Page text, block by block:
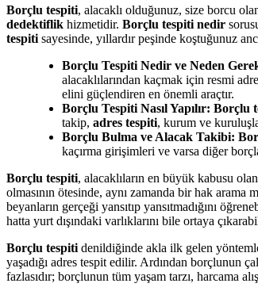
Borçlu tespiti, alacaklı olduğunuz, size borcu
dedektiflik hizmetidir. Borçlu tespiti nedir
tespiti sayesinde, yıllardır peşinde koştuğunuz
Borçlu Tespiti Nedir ve Neden
alacaklılarından kaçmak için resmi
elini güçlendiren en önemli araçtır.
Borçlu Tespiti Nasıl Yapılır: Borçlu
takip, adres tespiti, kurum ve
Borçlu Bulma ve Alacak Takibi:
kaçırma girişimleri ve varsa diğer
Borçlu tespiti, alacaklıların en büyük kabusu
olmasının ötesinde, aynı zamanda bir hak arama
beyanların gerçeği yansıtıp yansıtmadığını
hatta yurt dışındaki varlıklarını bile ortaya
Borçlu tespiti denildiğinde akla ilk gelen
yaşadığı adres tespit edilir. Ardından borçlunun
fazlasıdır; borçlunun tüm yaşam tarzı, harcama